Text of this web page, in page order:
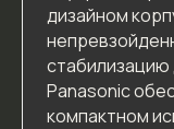
дизайном
стабилизацию
Panasonic
компактном